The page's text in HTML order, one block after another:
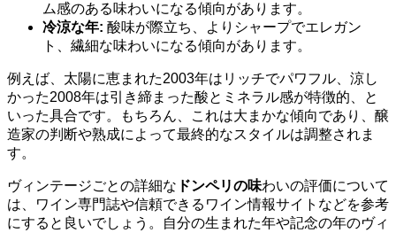
ム感のある味わいになる傾向があります。
冷涼な年: 酸味が際立ち、よりシャープでエレガン
ト、繊細な味わいになる傾向があります。
例えば、太陽に恵まれた2003年はリッチでパワフル、涼し
かった2008年は引き締まった酸とミネラル感が特徴的、と
いった具合です。もちろん、これは大まかな傾向であり、醸
造家の判断や熟成によって最終的なスタイルは調整されま
す。
ヴィンテージごとの詳細な ドンペリの味わいの評価について
は、ワイン専門誌や信頼できるワイン情報サイトなどを参考
にすると良いでしょう。自分の生まれた年や記念の年のヴィ